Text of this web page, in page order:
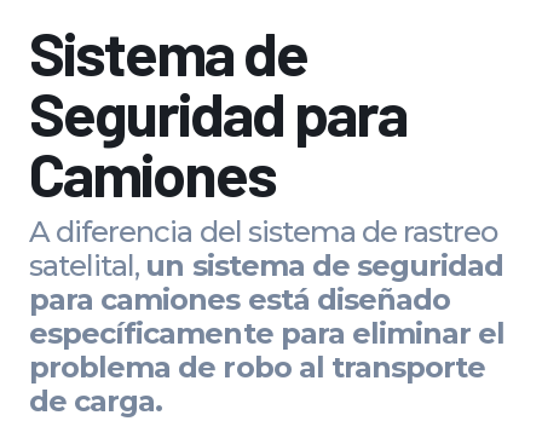
Sistema de
Seguridad para
Camiones
A diferencia del sistema de rastreo
satelital, un sistema de seguridad
para camiones está diseñado
específicamente para eliminar el
problema de robo al transporte
de carga.